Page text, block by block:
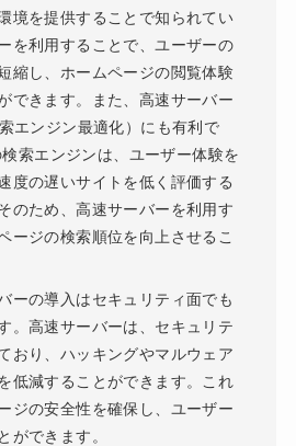
境を提供することで知られてい
を利用することで、ユーザーの
縮し、ホームページの閲覧体験
できます。また、高速サーバー
エンジン最適化）にも有利で
索エンジンは、ユーザー体験を
度の遅いサイトを低く評価する
のため、高速サーバーを利用す
ージの検索順位を向上させるこ
ーの導入はセキュリティ面でも
。高速サーバーは、セキュリテ
おり、ハッキングやマルウェア
低減することができます。これ
ジの安全性を確保し、ユーザー
ができます。